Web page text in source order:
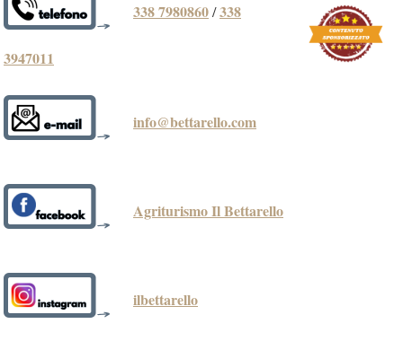
338 7980860/338
3947011
info@bettarello.com
Agriturismo Il Bettarello
ilbettarello